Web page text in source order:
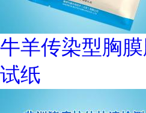
牛羊传染型胸
试纸